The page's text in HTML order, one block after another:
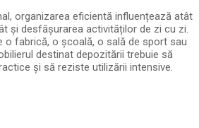
organizarea eficientă influențează atât
și desfășurarea activităților de zi cu zi.
o fabrică, o școală, o sală de sport sau
destinat depozitării trebuie să
și să reziste utilizării intensive.